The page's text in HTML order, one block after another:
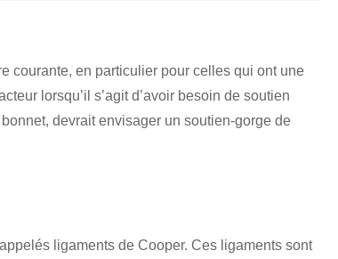
courante, en particulier pour celles qui ont une
lorsqu’il s’agit d’avoir besoin de soutien
devrait envisager un soutien-gorge de
ligaments de Cooper. Ces ligaments sont